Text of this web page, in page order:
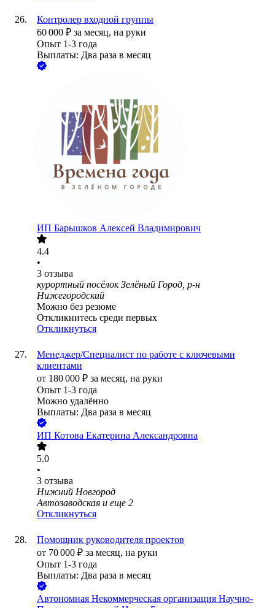
Контролер входной группы
60 000 ₽ за месяц, на руки
Опыт 1-3 года
Выплаты: Два раза в месяц
ИП Барышков Алексей Владимирович
4.4
•
3 отзыва
курортный посёлок Зелёный Город, р-н
Нижегородский
Можно без резюме
Откликнитесь среди первых
Откликнуться
Менеджер/Специалист по работе с ключевыми
клиентами
от 180 000 ₽ за месяц, на руки
Опыт 1-3 года
Можно удалённо
Выплаты: Два раза в месяц
ИП Котова Екатерина Александровна
5.0
•
3 отзыва
Нижний Новгород
Автозаводская и еще 2
Откликнуться
Помощник руководителя проектов
от 70 000 ₽ за месяц, на руки
Опыт 1-3 года
Выплаты: Два раза в месяц
Автономная Некоммерческая организация Научно-